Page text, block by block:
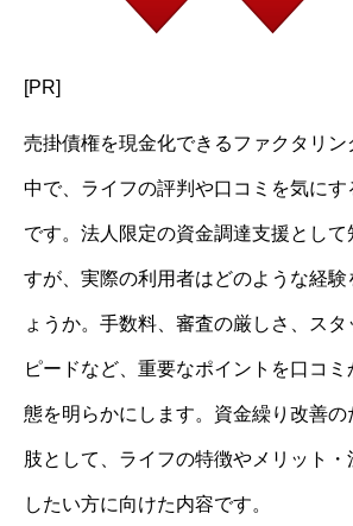
[PR]
売掛債権を現金化できるファクタリン
中で、ライフの評判や口コミを気にす
です。法人限定の資金調達支援とし
すが、実際の利用者はどのような経験
ょうか。手数料、審査の厳しさ、ス
ピードなど、重要なポイントを口コ
態を明らかにします。資金繰り改善の
肢として、ライフの特徴やメリット
したい方に向けた内容です。